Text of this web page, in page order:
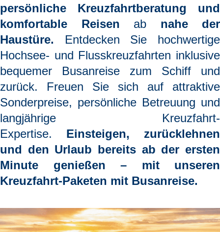
persönliche Kreuzfahrtberatung und
komfortable Reisen ab nahe der
Haustüre. Entdecken Sie hochwertige
Hochsee- und Flusskreuzfahrten inklusive
bequemer Busanreise zum Schiff und
zurück. Freuen Sie sich auf attraktive
Sonderpreise, persönliche Betreuung und
langjährige Kreuzfahrt-
Expertise. Einsteigen, zurücklehnen
und den Urlaub bereits ab der ersten
Minute genießen
– mit unseren
Kreuzfahrt-Paketen mit Busanreise.